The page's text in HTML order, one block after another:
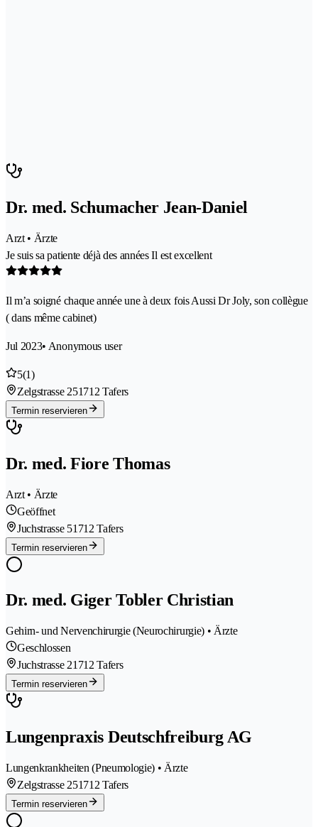
Dr. med. Schumacher Jean-Daniel
Arzt • Ärzte
Je suis sa patiente déjà des années Il est excellent
Il m’a soigné chaque année une à deux fois Aussi Dr Joly, son collègue
( dans même cabinet)
Jul 2023• Anonymous user
5(1)
Zelgstrasse 251712 Tafers
Termin reservieren
Dr. med. Fiore Thomas
Arzt • Ärzte
Geöffnet
Juchstrasse 51712 Tafers
Termin reservieren
Dr. med. Giger Tobler Christian
Gehirn- und Nervenchirurgie (Neurochirurgie) • Ärzte
Geschlossen
Juchstrasse 21712 Tafers
Termin reservieren
Lungenpraxis Deutschfreiburg AG
Lungenkrankheiten (Pneumologie) • Ärzte
Zelgstrasse 251712 Tafers
Termin reservieren